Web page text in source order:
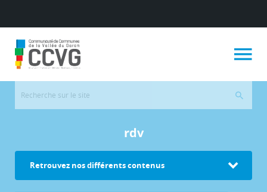
rdv
Retrouvez nos différents contenus